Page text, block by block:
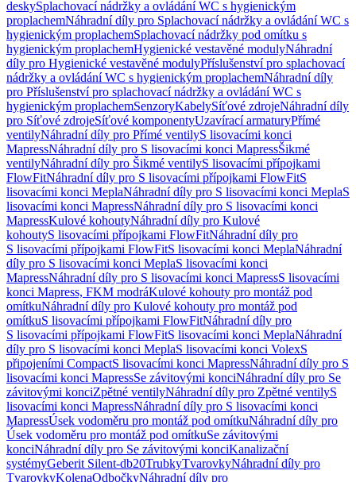
deskySplachovací nádržky a ovládání WC s hygienickým
proplachemNáhradní díly pro Splachovací nádržky a ovládání WC s
hygienickým proplachemSplachovací nádržky pod omítku s
hygienickým proplachemHygienické vestavěné modulyNáhradní
díly pro Hygienické vestavěné modulyPříslušenství pro splachovací
nádržky a ovládání WC s hygienickým proplachemNáhradní díly
pro Příslušenství pro splachovací nádržky a ovládání WC s
hygienickým proplachemSenzoryKabelySíťové zdrojeNáhradní díly
pro Síťové zdrojeSíťové komponentyUzavírací armaturyPřímé
ventilyNáhradní díly pro Přímé ventilyS lisovacími konci
MapressNáhradní díly pro S lisovacími konci MapressŠikmé
ventilyNáhradní díly pro Šikmé ventilyS lisovacími přípojkami
FlowFitNáhradní díly pro S lisovacími přípojkami FlowFitS
lisovacími konci MeplaNáhradní díly pro S lisovacími konci MeplaS
lisovacími konci MapressNáhradní díly pro S lisovacími konci
MapressKulové kohoutyNáhradní díly pro Kulové
kohoutyS lisovacími přípojkami FlowFitNáhradní díly pro
S lisovacími přípojkami FlowFitS lisovacími konci MeplaNáhradní
díly pro S lisovacími konci MeplaS lisovacími konci
MapressNáhradní díly pro S lisovacími konci MapressS lisovacími
konci Mapress, FKM modráKulové kohouty pro montáž pod
omítkuNáhradní díly pro Kulové kohouty pro montáž pod
omítkuS lisovacími přípojkami FlowFitNáhradní díly pro
S lisovacími přípojkami FlowFitS lisovacími konci MeplaNáhradní
díly pro S lisovacími konci MeplaS lisovacími konci VolexS
připojeními CompactS lisovacími konci MapressNáhradní díly pro S
lisovacími konci MapressSe závitovými konciNáhradní díly pro Se
závitovými konciZpětné ventilyNáhradní díly pro Zpětné ventilyS
lisovacími konci MapressNáhradní díly pro S lisovacími konci
MapressÚsek vodoměru pro montáž pod omítkuNáhradní díly pro
Úsek vodoměru pro montáž pod omítkuSe závitovými
konciNáhradní díly pro Se závitovými konciKanalizační
systémyGeberit Silent-db20TrubkyTvarovkyNáhradní díly pro
TvarovkyKolenaOdbočkyNáhradní díly pro